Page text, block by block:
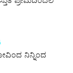
ನಿನ್ನಿಂದ